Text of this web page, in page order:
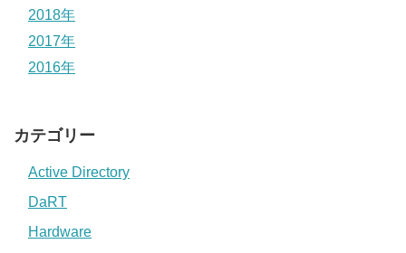
2018年
2017年
2016年
カテゴリー
Active Directory
DaRT
Hardware